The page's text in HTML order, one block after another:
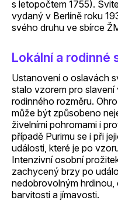
s letopočtem 1755).
vydaný v Berlíně roku
svého druhu ve sbírce
Lokální a rodinné
Ustanovení o oslavách
stalo vzorem pro slavení
rodinného rozměru.
může být způsobeno
živelními pohromami i
případě Purimu se i při
události, které je po
Intenzivní osobní
zachycený brzy po
nedobrovolným
barvitosti a jímavosti.